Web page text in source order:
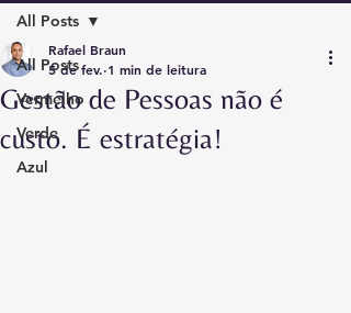
All Posts
Vermelho
Verde
Azul
All Posts
Gestão de Pessoas não é
custo. É estratégia!
Rafael Braun
5 de fev. 1 min de leitura